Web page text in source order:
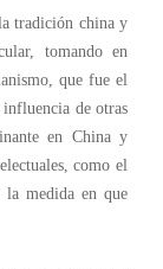
tradición china y
tomando en
que fue el
de otras
en China y
como el
la medida en que